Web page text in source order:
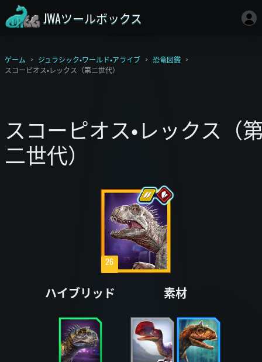
JWAツールボックス
ゲーム ジュラシック・ワールド・アライブ
恐竜図鑑
スコーピオス・レックス（第二世代）
スコーピオス・レックス（
二世代）
26
ハイブリッド 素材